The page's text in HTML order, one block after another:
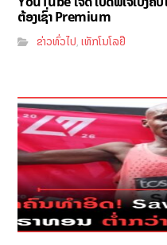
ຕ້ອງເຊົ່າ Premium
ຂ່າວທົ່ວໄປ,ເທັກໂນໂລຢີ